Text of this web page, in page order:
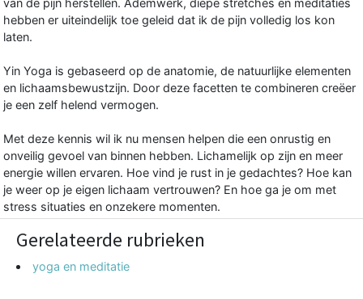
hebben er uiteindelijk toe geleid dat ik de pijn volledig los kon
laten.
Yin Yoga is gebaseerd op de anatomie, de natuurlijke elementen
en lichaamsbewustzijn. Door deze facetten te combineren creëer
je een zelf helend vermogen.
Met deze kennis wil ik nu mensen helpen die een onrustig en
onveilig gevoel van binnen hebben. Lichamelijk op zijn en meer
energie willen ervaren. Hoe vind je rust in je gedachtes? Hoe kan
je weer op je eigen lichaam vertrouwen? En hoe ga je om met
stress situaties en onzekere momenten.
Gerelateerde rubrieken
yoga en meditatie